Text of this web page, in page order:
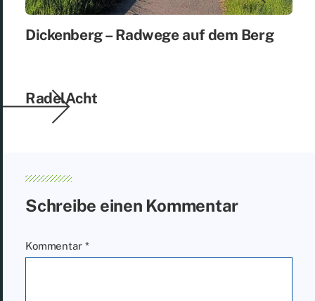
Di­cken­berg – Rad­we­ge auf dem Berg
Ra­de­l­Acht
Schreibe einen Kommentar
Kommentar *